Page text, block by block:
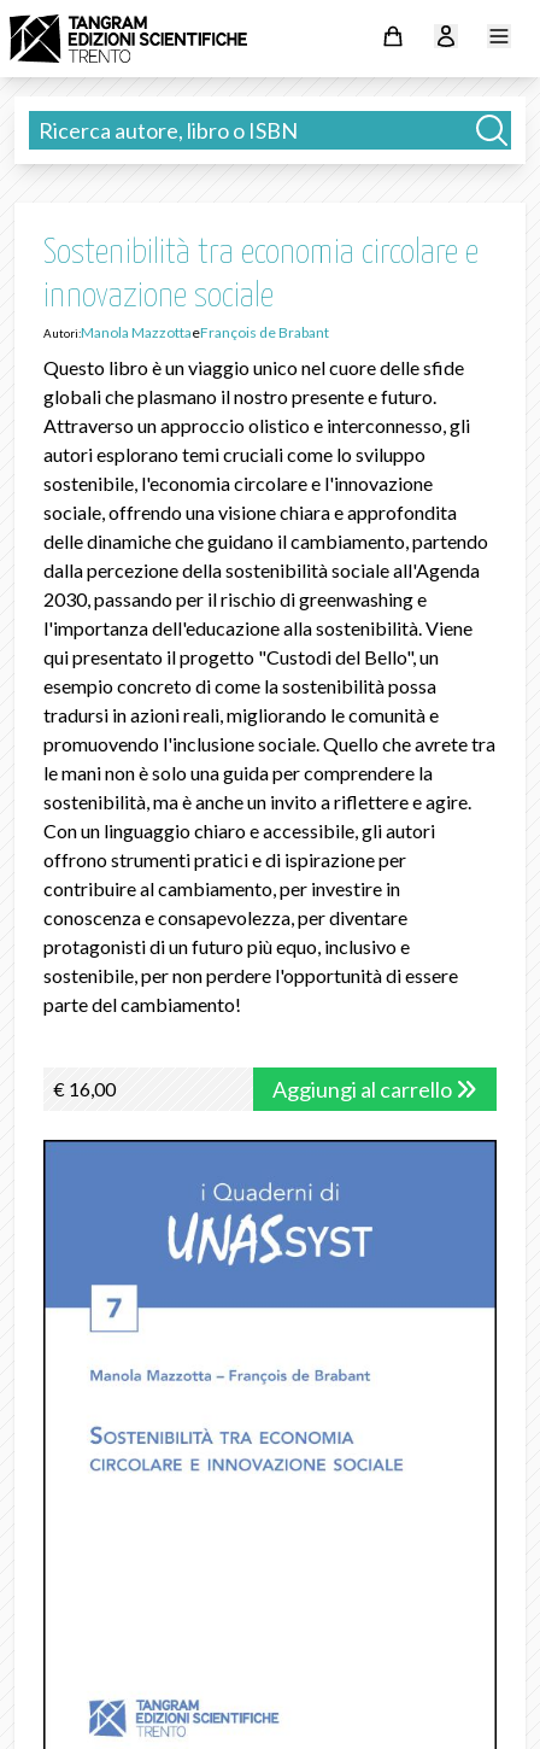
Sostenibilità tra economia circolare e
innovazione sociale
Autori:Manola MazzottaeFrançois de Brabant
Questo libro è un viaggio unico nel cuore delle sfide
globali che plasmano il nostro presente e futuro.
Attraverso un approccio olistico e interconnesso, gli
autori esplorano temi cruciali come lo sviluppo
sostenibile, l'economia circolare e l'innovazione
sociale, offrendo una visione chiara e approfondita
delle dinamiche che guidano il cambiamento, partendo
dalla percezione della sostenibilità sociale all'Agenda
2030, passando per il rischio di greenwashing e
l'importanza dell'educazione alla sostenibilità. Viene
qui presentato il progetto "Custodi del Bello", un
esempio concreto di come la sostenibilità possa
tradursi in azioni reali, migliorando le comunità e
promuovendo l'inclusione sociale. Quello che avrete tra
le mani non è solo una guida per comprendere la
sostenibilità, ma è anche un invito a riflettere e agire.
Con un linguaggio chiaro e accessibile, gli autori
offrono strumenti pratici e di ispirazione per
contribuire al cambiamento, per investire in
conoscenza e consapevolezza, per diventare
protagonisti di un futuro più equo, inclusivo e
sostenibile, per non perdere l'opportunità di essere
parte del cambiamento!
€ 16,00 Aggiungi al carrello